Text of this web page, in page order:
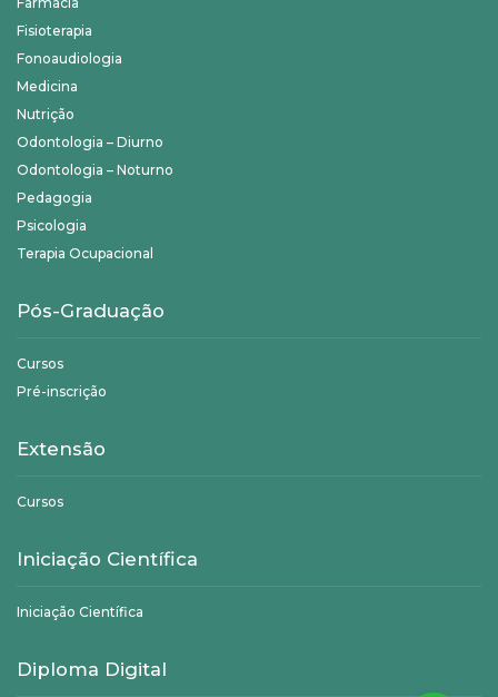
Fisioterapia
Fonoaudiologia
Medicina
Nutrição
Odontologia – Diurno
Odontologia – Noturno
Pedagogia
Psicologia
Terapia Ocupacional
Pós-Graduação
Cursos
Pré-inscrição
Extensão
Cursos
Iniciação Científica
Iniciação Científica
Diploma Digital